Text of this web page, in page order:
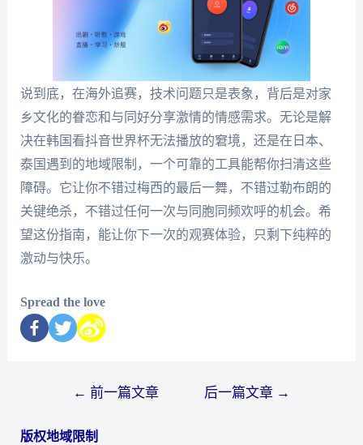
说到底，在海外追赛，技术问题只是表象，背后是对家
乡文化的眷恋和与同好分享激情的情感需求。无论是解
决在韩国看抖音世界杯无法播放的窘境，还是在日本、
泰国遇到的地域限制，一个可靠的工具能帮你扫清这些
障碍。它让你不错过梅西的最后一舞，不错过勒布朗的
关键绝杀，不错过任何一次与同胞同频欢呼的机会。希
望这份指南，能让你下一次的观赛体验，只剩下纯粹的
激动与快乐。
Spread the love
← 前一篇文章 后一篇文章 →
版权地域限制